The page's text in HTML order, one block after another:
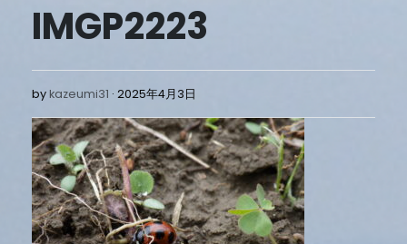
IMGP2223
bykazeumi31 2025年4月3日
4
月
3
日